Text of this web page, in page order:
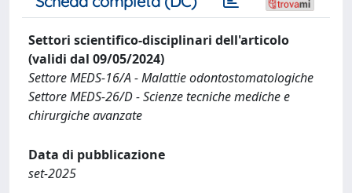
Settori scientifico-disciplinari dell'articolo
(validi dal 09/05/2024)
Settore MEDS-16/A - Malattie odontostomatologiche
Settore MEDS-26/D - Scienze tecniche mediche e
chirurgiche avanzate
Data di pubblicazione
set-2025